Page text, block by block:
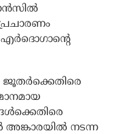
നടന്ന